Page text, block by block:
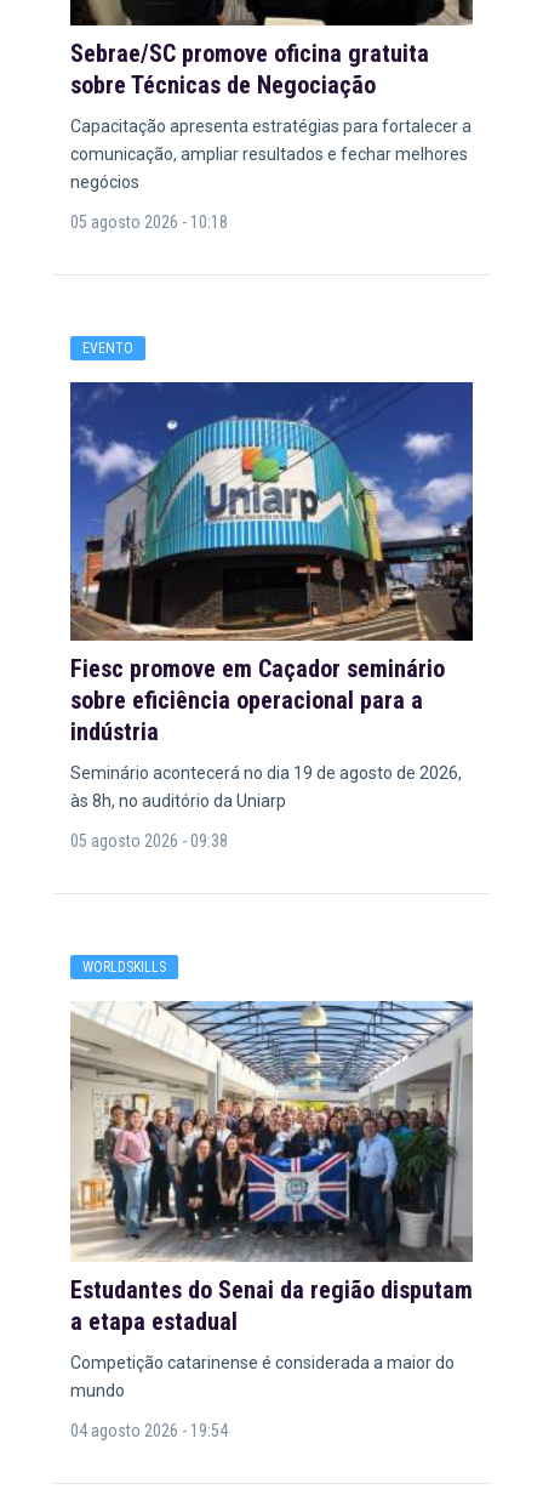
Sebrae/SC promove oficina gratuita
sobre Técnicas de Negociação
Capacitação apresenta estratégias para fortalecer a
comunicação, ampliar resultados e fechar melhores
negócios
05 agosto 2026 - 10:18
EVENTO
Fiesc promove em Caçador seminário
sobre eficiência operacional para a
indústria
Seminário acontecerá no dia 19 de agosto de 2026,
às 8h, no auditório da Uniarp
05 agosto 2026 - 09:38
WORLDSKILLS
Estudantes do Senai da região disputam
a etapa estadual
Competição catarinense é considerada a maior do
mundo
04 agosto 2026 - 19:54